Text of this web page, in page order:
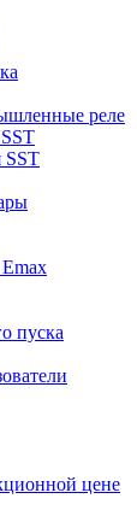
реле
SST
пуска
цене